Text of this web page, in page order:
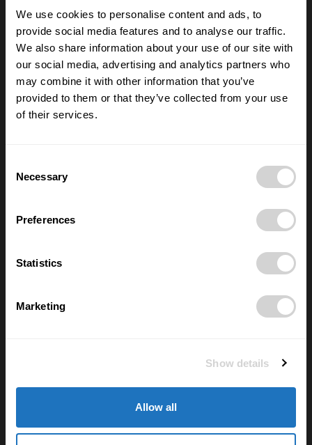
We use cookies to personalise content and ads, to
provide social media features and to analyse our traffic.
We also share information about your use of our site with
our social media, advertising and analytics partners who
may combine it with other information that you’ve
provided to them or that they’ve collected from your use
of their services.
Selection
Necessary
Preferences
Statistics
Marketing
Show details
Allow all
28/07/2026
Lucie Romanovská buduje v Beskydech
sad pro samosběr
FYZIOporadna: Jak posilovat břicho a
nezničit si záda? Pozor na sklapovačky
zásuvce si lidé ověří, kolik zbytečně
tramvajového spojení mezi městy na